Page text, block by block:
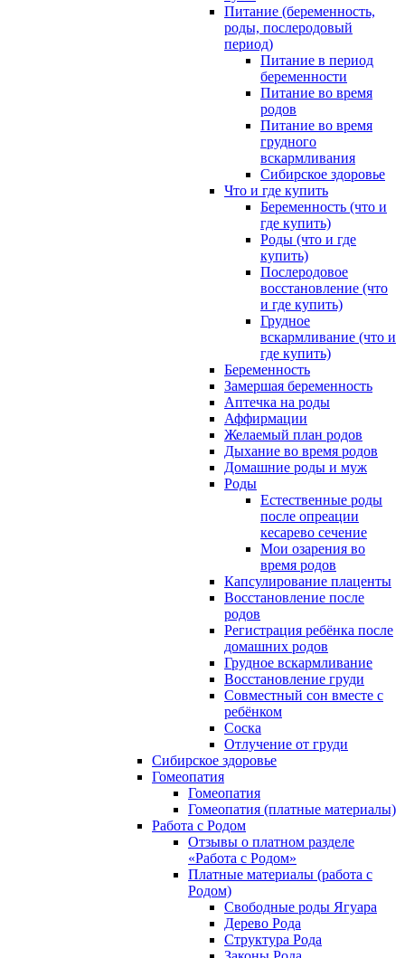
Питание (беременность,
роды, послеродовый
период)
Питание в период
беременности
Питание во время
родов
Питание во время
грудного
вскармливания
Сибирское здоровье
Что и где купить
Беременность (что и
где купить)
Роды (что и где
купить)
Послеродовое
восстановление (что
и где купить)
Грудное
вскармливание (что и
где купить)
Беременность
Замершая беременность
Аптечка на роды
Аффирмации
Желаемый план родов
Дыхание во время родов
Домашние роды и муж
Роды
Естественные роды
после опреации
кесарево сечение
Мои озарения во
время родов
Капсулирование плаценты
Восстановление после
родов
Регистрация ребёнка после
домашних родов
Грудное вскармливание
Восстановление груди
Совместный сон вместе с
ребёнком
Соска
Отлучение от груди
Сибирское здоровье
Гомеопатия
Гомеопатия
Гомеопатия (платные материалы)
Работа с Родом
Отзывы о платном разделе
«Работа с Родом»
Платные материалы (работа с
Родом)
Свободные роды Ягуара
Дерево Рода
Структура Рода